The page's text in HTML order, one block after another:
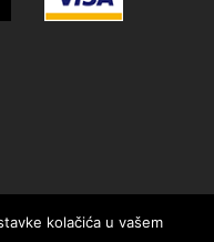
kolačića u vašem